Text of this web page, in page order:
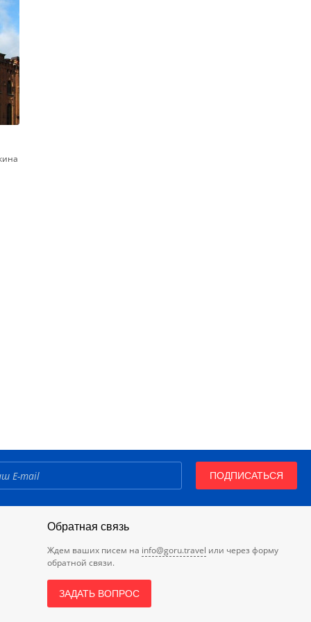
ПОДПИСАТЬСЯ
Обратная связь
Ждем ваших писем на info@goru.travel или через форму
обратной связи.
ЗАДАТЬ ВОПРОС